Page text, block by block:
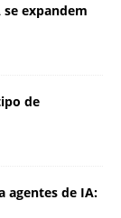
expandem
de
agentes de IA: